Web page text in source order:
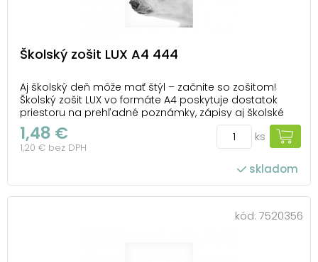
Školský zošit LUX A4 444
Aj školský deň môže mať štýl – začnite so zošitom!
Školský zošit LUX vo formáte A4 poskytuje dostatok
priestoru na prehľadné poznámky, zápisy aj školské
úlohy. Linajkové stránky s okrajmi 1,5 cm pomáhajú
udržať text organizovaný, takže sa v ňom budete vždy
dobre orientovať. Obálka s motív...
1,48 €
1,20 € bez DPH
ks
skladom
kód: 7520356